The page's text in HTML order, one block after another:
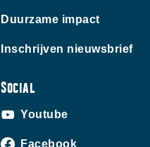
Duurzame impact
Inschrijven nieuwsbrief
Social
Youtube
Facebook